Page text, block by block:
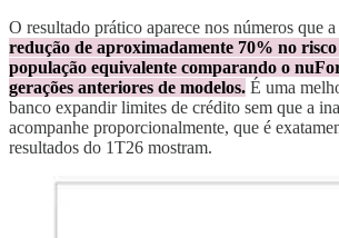
O resultado prático aparece nos números que
redução de aproximadamente 70% no
população equivalente comparando o
gerações anteriores de modelos. É uma
banco expandir limites de crédito sem que a
acompanhe proporcionalmente, que é
resultados do 1T26 mostram.